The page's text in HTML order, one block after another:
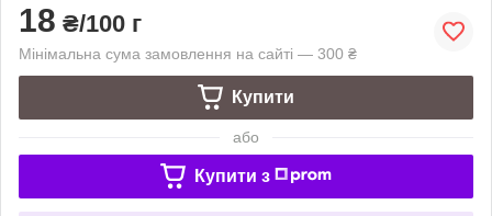
18 ₴/100 г
Мінімальна сума замовлення на сайті — 300 ₴
Купити
або
Купити з